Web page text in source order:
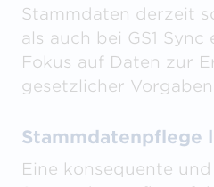
Stammdaten derzeit
als auch bei GS1
Fokus auf Daten zur
gesetzlicher
Stammdatenpflege
Eine konsequente